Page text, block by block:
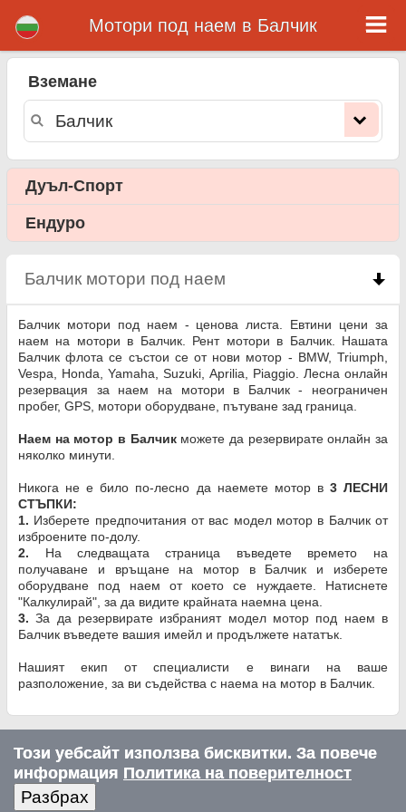
Балчик мотори под наем
Балчик мотори под наем - ценова листа. Евтини цени за наем на мотори в Балчик. Рент мотори в Балчик. Нашата Балчик
резервация за наем на мотори в Балчик - неограничен пробег, GPS, мотори оборудване, пътуване зад граница.
Mотори под наем в Балчик
Вземане
Дуъл-Спорт
Ендуро
Балчик мотори под наем click to collapse
Балчик мотори под наем - ценова листа. Евтини цени за
наем на мотори в Балчик. Рент мотори в Балчик. Нашата
Балчик флота се състои се от нови мотор - BMW, Triumph,
Vespa, Honda, Yamaha, Suzuki, Aprilia, Piaggio. Лесна онлайн
резервация за наем на мотори в Балчик - неограничен
пробег, GPS, мотори оборудване, пътуване зад граница.
Наем на мотор в Балчикможете да резервирате онлайн за
няколко минути.
Никога не е било по-лесно да наемете мотор в 3 ЛЕСНИ
СТЪПКИ:
1. Изберете предпочитания от вас модел мотор в Балчик от
изброените по-долу.
2. На следващата страница въведете времето на
получаване и връщане на мотор в Балчик и изберете
оборудване под наем от което се нуждаете. Натиснете
"Калкулирай", за да видите крайната наемна цена.
3. За да резервирате избраният модел мотор под наем в
Балчик въведете вашия имейл и продължете нататък.
Нашият екип от специалисти е винаги на ваше
разположение, за ви съдейства с наема на мотор в Балчик.
Този уебсайт използва бисквитки. За повече
информация Политика на поверителност
Разбрах